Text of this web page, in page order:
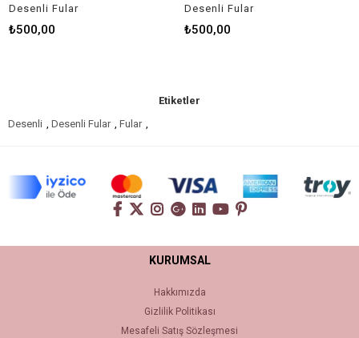
Desenli Fular
₺500,00
Desenli Fular
₺500,00
Etiketler
Desenli
Desenli Fular Fular
KURUMSAL
Hakkımızda
Gizlilik Politikası
Mesafeli Satış Sözleşmesi